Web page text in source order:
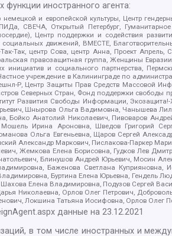
иностранного агента:
и европейской культуры, Центр
СВЕЧА, Открытый Петербург, Гуманитарное
Центр поддержки и содействия
социальных движений, ВМЕСТЕ,
Так, центр Сова, центр Анна, Проект
правозащитная группа, Женщины
инициатив и социального партнерства,
учреждение в Калининграде по
Р, Центр Защиты Прав Средств Массовой
Северных Стран, Фонд поддержки
Развития Свободы Информации,
Шнырова Ольга Вадимовна, Чанышева
Анатолий Николаевич, Пивоваров
Ирина Ароновна, Шведов Григорий
Ольга Евгеньевна, Щаров Сергей
Александр Маркович, Пислакова-Паркер
Жемкова Елена Борисовна, Гудков Лев
Блинушов Андрей Юрьевич, Мосин
Баженова Светлана
Буртина Елена Юрьевна,
Елена Владимировна, Подузов Сергей
Николаевна, Орлов Олег Петрович,
Локшина Татьяна Иосифовна, Орлов Олег
данные на23.12.2021
в том числе иностранных и